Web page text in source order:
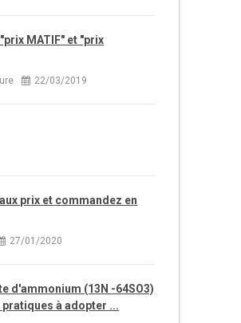
MATIF" et "prix
22/03/2019
prix et commandez en
27/01/2020
d'ammonium (13N -64SO3)
à adopter ...